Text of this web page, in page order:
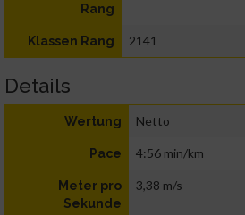
Rang
Klassen Rang 2141
Details
Wertung Netto
Pace 4:56 min/km
Meter pro
Sekunde
3,38 m/s